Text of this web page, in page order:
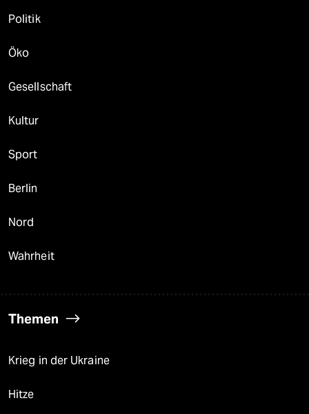
Politik
Öko
Gesellschaft
Kultur
Sport
Berlin
Nord
Wahrheit
Themen
Krieg in der Ukraine
Hitze